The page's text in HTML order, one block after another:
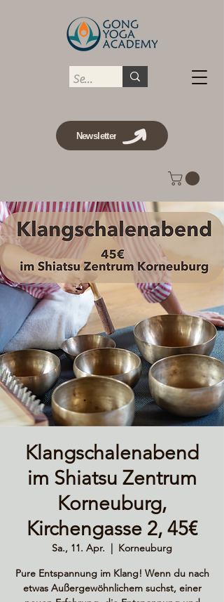
Newsletter
Klangschalenabend
im Shiatsu Zentrum
Korneuburg,
Kirchengasse 2, 45€
Sa., 11. Apr.
Korneuburg
Pure Entspannung im Klang! Wenn du nach
etwas Außergewöhnlichem suchst, einer